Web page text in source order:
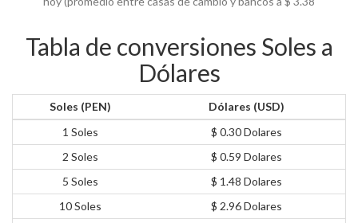
Tabla de conversiones Soles a
Dólares
Soles (PEN)
Dólares (USD)
1 Soles
$ 0.30 Dolares
2 Soles
$ 0.59 Dolares
5 Soles
$ 1.48 Dolares
10 Soles
$ 2.96 Dolares